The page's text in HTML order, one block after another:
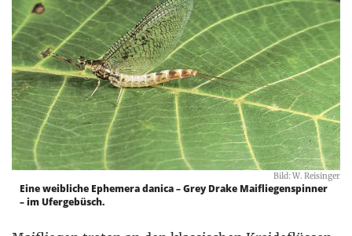
Bild: W. Reisinger
Eine weibliche Ephemera danica – Grey Drake Maifliegenspinner
– im Ufergebüsch.